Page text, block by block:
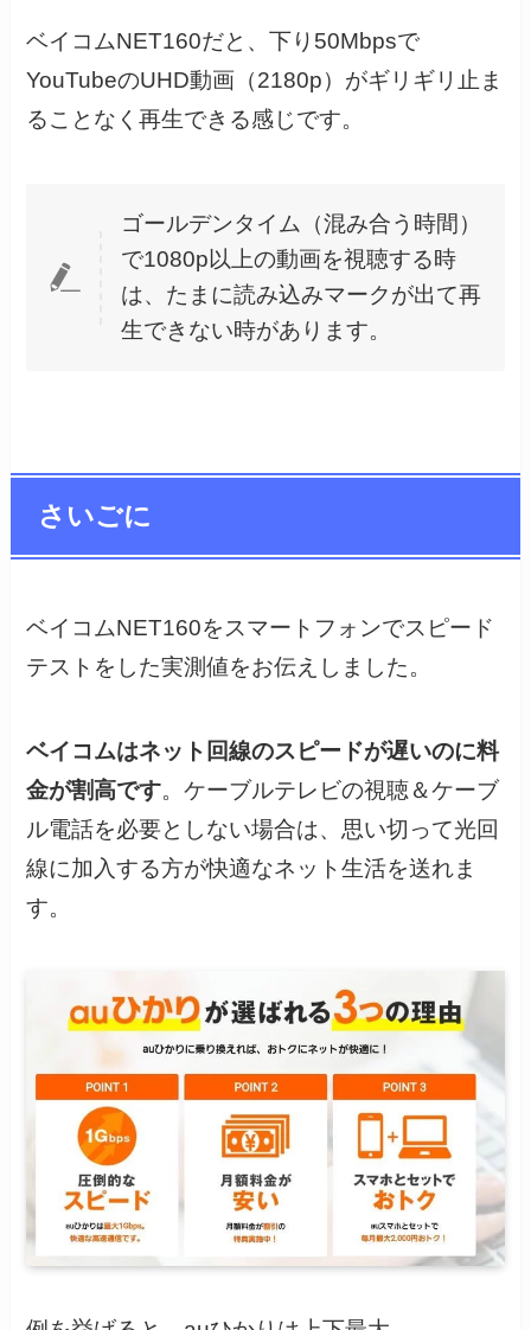
ベイコムNET160だと、下り50Mbpsで
YouTubeのUHD動画（2180p）がギリギリ止ま
ることなく再生できる感じです。
ゴールデンタイム（混み合う時間）
で1080p以上の動画を視聴する時
は、たまに読み込みマークが出て再
生できない時があります。
さいごに
ベイコムNET160をスマートフォンでスピード
テストをした実測値をお伝えしました。
ベイコムはネット回線のスピードが遅いのに料
金が割高です。ケーブルテレビの視聴＆ケーブ
ル電話を必要としない場合は、思い切って光回
線に加入する方が快適なネット生活を送れま
す。